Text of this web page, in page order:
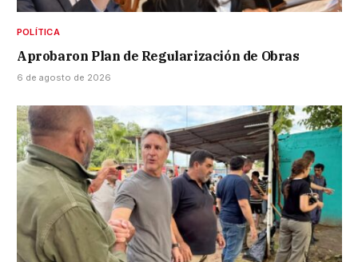
POLÍTICA
Aprobaron Plan de Regularización de Obras
6 de agosto de 2026